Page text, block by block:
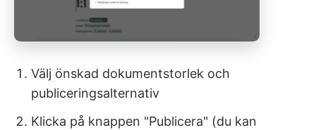
Välj önskad dokumentstorlek och
publiceringsalternativ
Klicka på knappen "Publicera" (du kan